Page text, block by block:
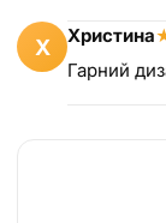
Х Христина
Гарний